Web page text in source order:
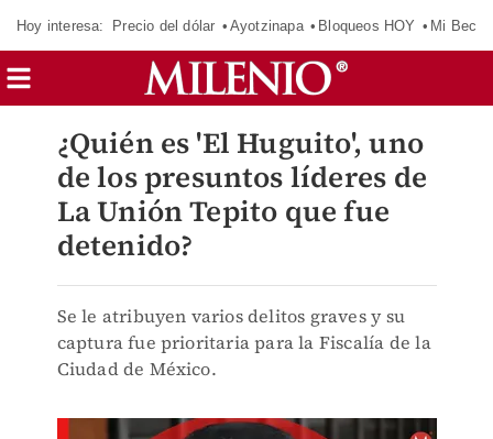
Hoy interesa: Precio del dólar Ayotzinapa Bloqueos HOY Mi Beca
¿Quién es 'El Huguito', uno
de los presuntos líderes de
La Unión Tepito que fue
detenido?
Se le atribuyen varios delitos graves y su
captura fue prioritaria para la Fiscalía de la
Ciudad de México.